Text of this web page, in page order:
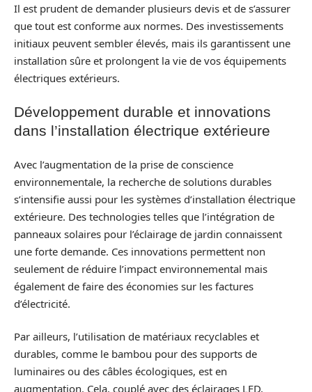
Il est prudent de demander plusieurs devis et de s’assurer
que tout est conforme aux normes. Des investissements
initiaux peuvent sembler élevés, mais ils garantissent une
installation sûre et prolongent la vie de vos équipements
électriques extérieurs.
Développement durable et innovations
dans l’installation électrique extérieure
Avec l’augmentation de la prise de conscience
environnementale, la recherche de solutions durables
s’intensifie aussi pour les systèmes d’installation électrique
extérieure. Des technologies telles que l’intégration de
panneaux solaires pour l’éclairage de jardin connaissent
une forte demande. Ces innovations permettent non
seulement de réduire l’impact environnemental mais
également de faire des économies sur les factures
d’électricité.
Par ailleurs, l’utilisation de matériaux recyclables et
durables, comme le bambou pour des supports de
luminaires ou des câbles écologiques, est en
augmentation. Cela, couplé avec des éclairages LED,